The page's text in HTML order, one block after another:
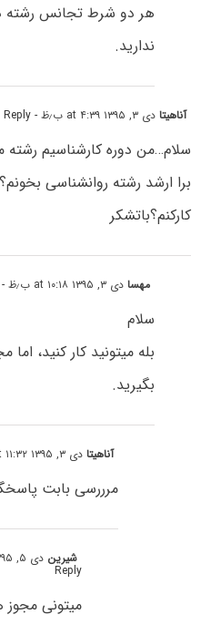
هر دو شرط تجانس رشته
ندارید.
آناهیتادی ۳, ۱۳۹۵ at ۴:۳۹ ب٫ظ - Reply
سلام…من دوره کارشناسیم رشته
برا ارشد رشته روانشناسی
کارکنم؟باتشکر
مهسادی ۳, ۱۳۹۵ at ۱۰:۱۸ ب٫ظ - Reply
سلام
بله میتونید کار کنید، اما
بگیرید.
آناهیتادی ۳, ۱۳۹۵ at ۱۱:۳۲ ب٫ظ
مرررسی بابت
شیرین دی ۵, ۱۳۹۵ at ۵:۰۰ ب٫ظ
Reply
میتونی مجوز